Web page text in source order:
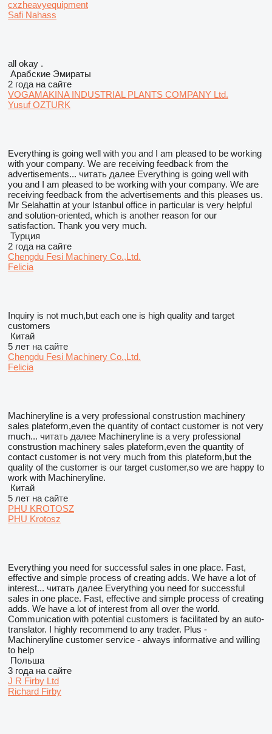
cxzheavyequipment
Safi Nahass
all okay .
Арабские Эмираты
2 года на сайте
VOGAMAKINA INDUSTRIAL PLANTS COMPANY Ltd.
Yusuf OZTURK
Everything is going well with you and I am pleased to be working
with your company. We are receiving feedback from the
advertisements... читать далее Everything is going well with
you and I am pleased to be working with your company. We are
receiving feedback from the advertisements and this pleases us.
Mr Selahattin at your Istanbul office in particular is very helpful
and solution-oriented, which is another reason for our
satisfaction. Thank you very much.
Турция
2 года на сайте
Chengdu Fesi Machinery Co.,Ltd.
Felicia
Inquiry is not much,but each one is high quality and target
customers
Китай
5 лет на сайте
Chengdu Fesi Machinery Co.,Ltd.
Felicia
Machineryline is a very professional construstion machinery
sales plateform,even the quantity of contact customer is not very
much... читать далее Machineryline is a very professional
construstion machinery sales plateform,even the quantity of
contact customer is not very much from this plateform,but the
quality of the customer is our target customer,so we are happy to
work with Machineryline.
Китай
5 лет на сайте
PHU KROTOSZ
PHU Krotosz
Everything you need for successful sales in one place. Fast,
effective and simple process of creating adds. We have a lot of
interest... читать далее Everything you need for successful
sales in one place. Fast, effective and simple process of creating
adds. We have a lot of interest from all over the world.
Communication with potential customers is facilitated by an auto-
translator. I highly recommend to any trader. Plus -
Machineryline customer service - always informative and willing
to help
Польша
3 года на сайте
J R Firby Ltd
Richard Firby